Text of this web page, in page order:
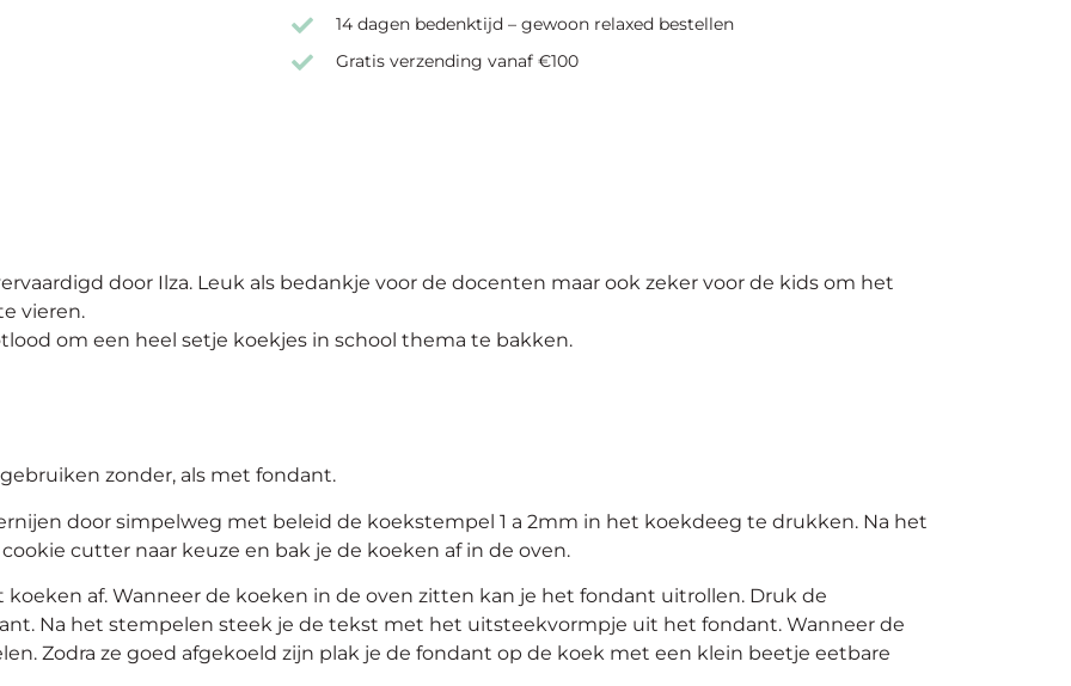
14 dagen bedenktijd – gewoon relaxed bestellen
Gratis verzending vanaf €100
door Ilza. Leuk als bedankje voor de docenten maar ook zeker voor de kids om het
vieren.
om een heel setje koekjes in school thema te bakken.
zonder, als met fondant.
door simpelweg met beleid de koekstempel 1 a 2mm in het koekdeeg te drukken. Na het
cutter naar keuze en bak je de koeken af in de oven.
koeken af. Wanneer de koeken in de oven zitten kan je het fondant uitrollen. Druk de
Na het stempelen steek je de tekst met het uitsteekvormpje uit het fondant. Wanneer de
Zodra ze goed afgekoeld zijn plak je de fondant op de koek met een klein beetje eetbare